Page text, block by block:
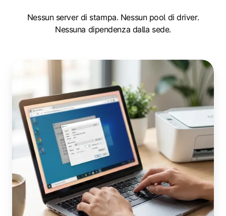
Nessun server di stampa. Nessun pool di driver.
Nessuna dipendenza dalla sede.